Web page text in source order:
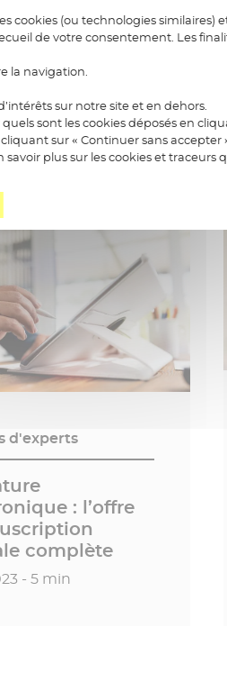
de
publique
publication
- 8 min
d'experts
: l’offre
complète
publication
- 5 min
cookies (ou technologies similaires)
de votre consentement. Les
la navigation.
sur notre site et en dehors.
sont les cookies déposés en
sur « Continuer sans accepter
plus sur les cookies et traceurs